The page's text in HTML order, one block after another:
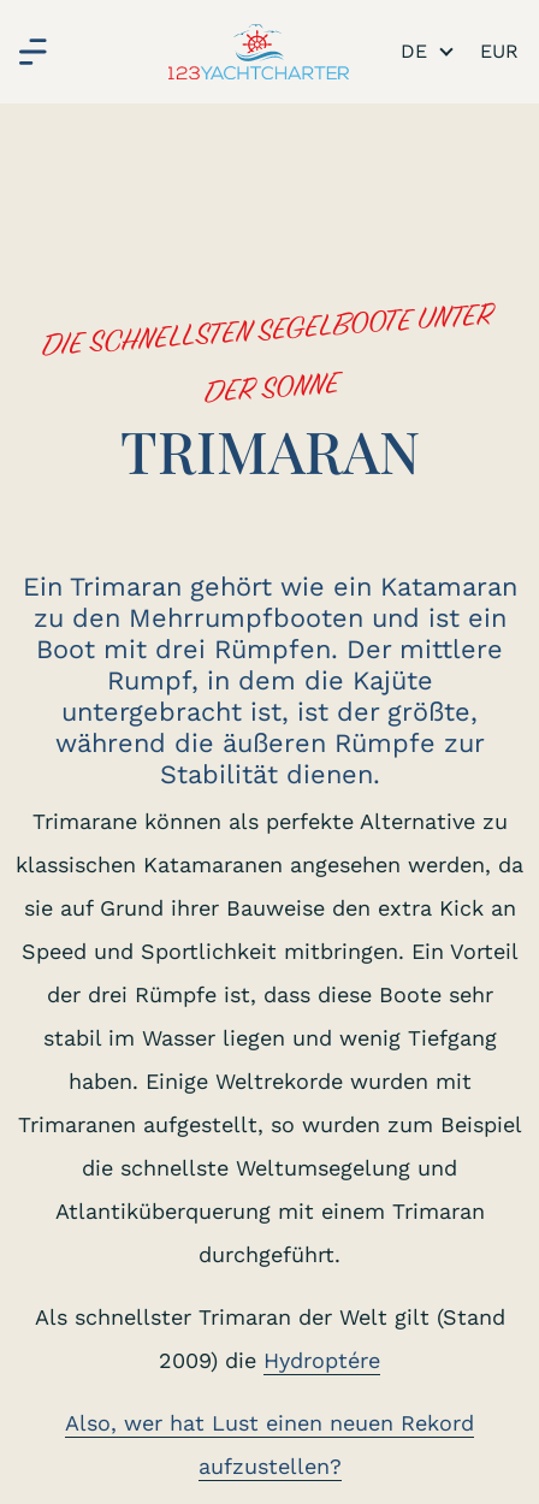
DE
DIE SCHNELLSTEN SEGELBOOTE UNTER
DER SONNE
TRIMARAN
Ein Trimaran gehört wie ein Katamaran
zu den Mehrrumpfbooten und ist ein
Boot mit drei Rümpfen. Der mittlere
Rumpf, in dem die Kajüte
untergebracht ist, ist der größte,
während die äußeren Rümpfe zur
Stabilität dienen.
Trimarane können als perfekte Alternative zu
klassischen Katamaranen angesehen werden, da
sie auf Grund ihrer Bauweise den extra Kick an
Speed und Sportlichkeit mitbringen. Ein Vorteil
der drei Rümpfe ist, dass diese Boote sehr
stabil im Wasser liegen und wenig Tiefgang
haben. Einige Weltrekorde wurden mit
Trimaranen aufgestellt, so wurden zum Beispiel
die schnellste Weltumsegelung und
Atlantiküberquerung mit einem Trimaran
durchgeführt.
Als schnellster Trimaran der Welt gilt (Stand
2009) die Hydroptére
Also, wer hat Lust einen neuen Rekord
aufzustellen?